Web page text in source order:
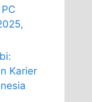
Karier